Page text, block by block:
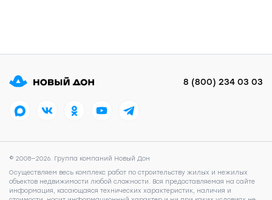
8 (800) 234 03 03
© 2008—2026. Группа компаний Новый Дон
Осуществляем весь комплекс работ по строительству жилых и нежилых
объектов недвижимости любой сложности. Вся предоставляемая на сайте
информация, касающаяся технических характеристик, наличия и